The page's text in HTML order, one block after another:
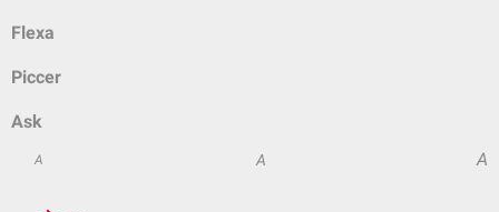
Flexa
Piccer
Ask
A A A